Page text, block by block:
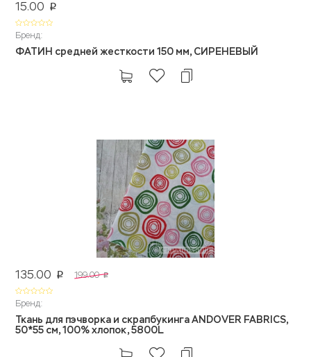
15.00 p
Бренд:
ФАТИН средней жесткости 150 мм, СИРЕНЕВЫЙ
135.00 p 199.00 p
Бренд:
Ткань для пэчворка и скрапбукинга ANDOVER FABRICS,
50*55 см, 100% хлопок, 5800L